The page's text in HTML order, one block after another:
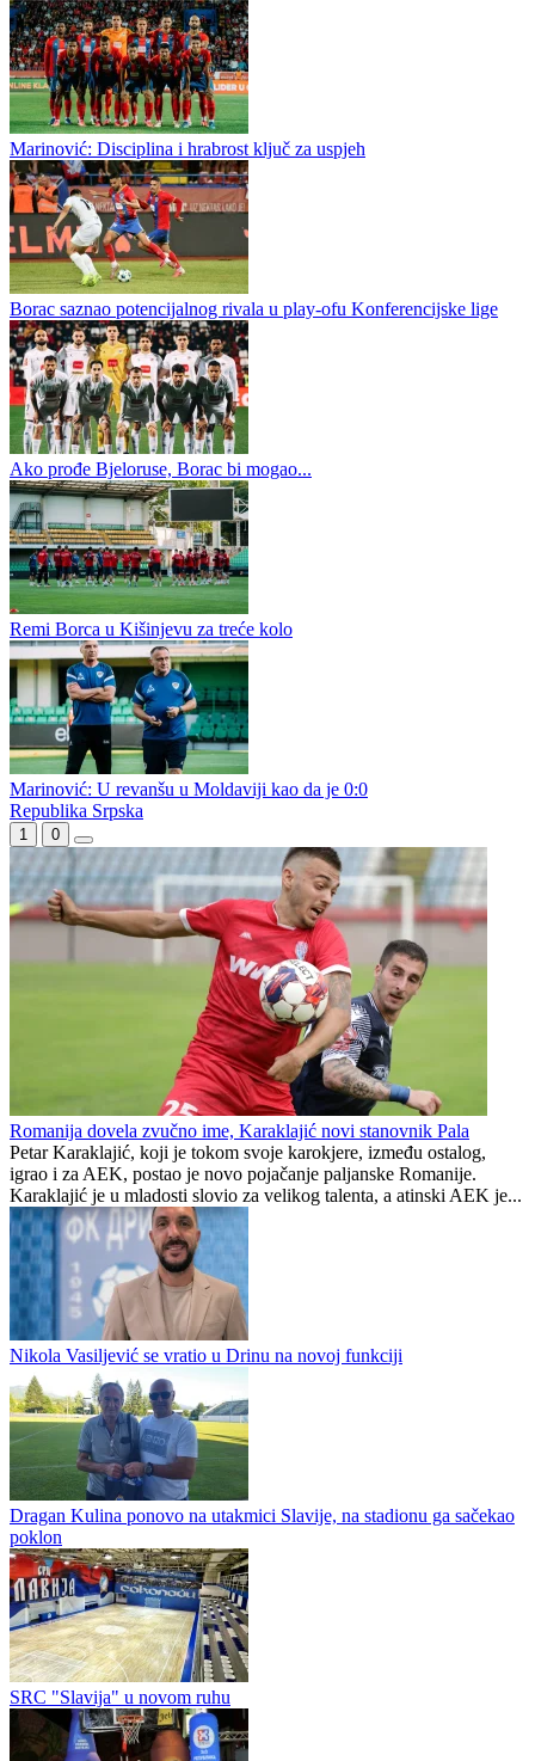
Marinović: Disciplina i hrabrost ključ za uspjeh
Borac saznao potencijalnog rivala u play-ofu Konferencijske lige
Ako prođe Bjeloruse, Borac bi mogao...
Remi Borca u Kišinjevu za treće kolo
Marinović: U revanšu u Moldaviji kao da je 0:0
Republika Srpska
1 0
Romanija dovela zvučno ime, Karaklajić novi stanovnik Pala
Petar Karaklajić, koji je tokom svoje karokjere, između ostalog,
igrao i za AEK, postao je novo pojačanje paljanske Romanije.
Karaklajić je u mladosti slovio za velikog talenta, a atinski AEK je...
Nikola Vasiljević se vratio u Drinu na novoj funkciji
Dragan Kulina ponovo na utakmici Slavije, na stadionu ga sačekao
poklon
SRC "Slavija" u novom ruhu